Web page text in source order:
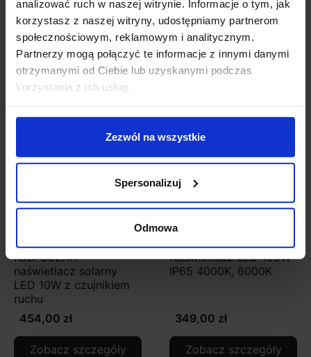
analizować ruch w naszej witrynie. Informacje o tym, jak
korzystasz z naszej witryny, udostępniamy partnerom
społecznościowym, reklamowym i analitycznym.
Partnerzy mogą połączyć te informacje z innymi danymi
otrzymanymi od Ciebie lub uzyskanymi podczas
korzystania z ich usług.
Zezwól na wszystkie
Spersonalizuj
Odmowa
Szczegóły produktu
Zobacz także
Kobi SOLAR
naświetlacz solarny
LED 10W z czujnikiem
ruchu
454,00 zł
Zobacz szczegóły
Naświetlacz LED 100W
IP65 4000K, 6000K
349,00 zł
Zobacz szczegóły